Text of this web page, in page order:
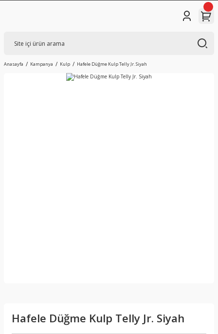
Anasayfa Kampanya Kulp Hafele Düğme Kulp Telly Jr. Siyah
Hafele Düğme Kulp Telly Jr. Siyah